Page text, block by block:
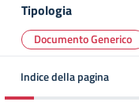
Tipologia
Documento Generico
Indice della pagina